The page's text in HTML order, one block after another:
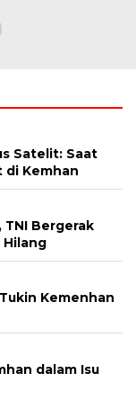
Satelit: Saat
di Kemhan
TNI Bergerak
Hilang
Kemenhan
dalam Isu